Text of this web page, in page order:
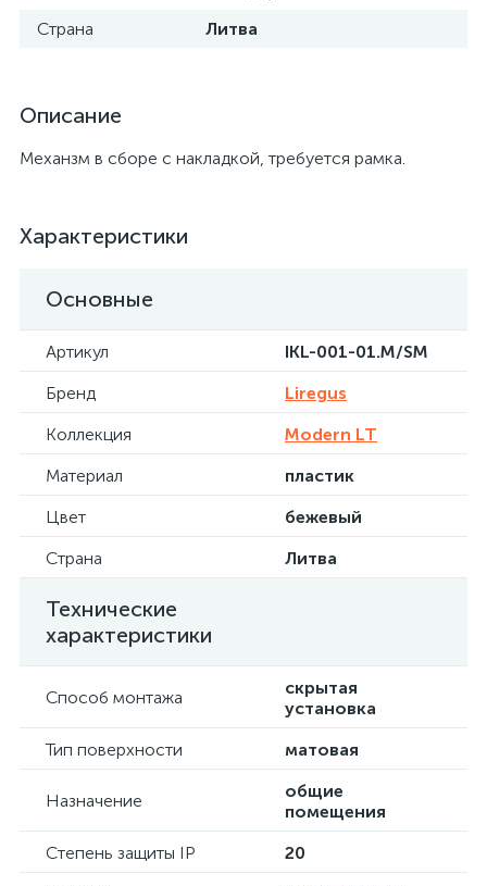
Страна
Литва
Описание
Механзм в сборе с накладкой, требуется рамка.
Характеристики
Основные
Артикул
IKL-001-01.M/SM
Бренд
Liregus
Коллекция
Modern LT
Материал
пластик
Цвет
бежевый
Страна
Литва
Технические
характеристики
Способ монтажа
скрытая
установка
Тип поверхности
матовая
Назначение
общие
помещения
Степень защиты IP
20